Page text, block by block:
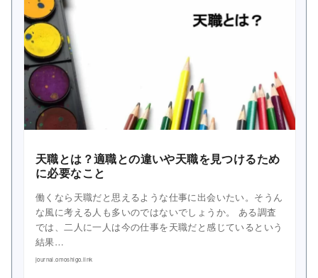
天職とは？適職との違いや天職を見つけるため
に必要なこと
働くなら天職だと思えるような仕事に出会いたい。そうん
な風に考える人も多いのではないでしょうか。 ある調査
では、二人に一人は今の仕事を天職だと感じているという
結果…
journal.omoshigo.link